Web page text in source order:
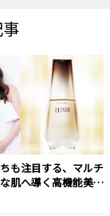
も注目する、マルチ
肌へ導く高機能美容